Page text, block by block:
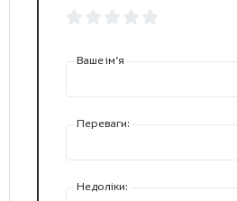
Ваше ім’я
Переваги:
Недоліки: